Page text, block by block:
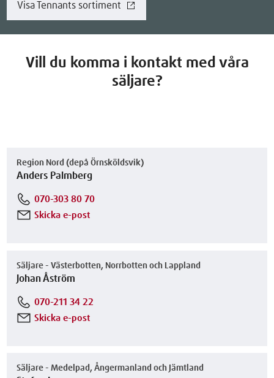
Visa Tennants sortiment
Vill du komma i kontakt med våra
säljare?
Region Nord (depå Örnsköldsvik)
Anders Palmberg
070-303 80 70
Skicka e-post
Säljare - Västerbotten, Norrbotten och Lappland
Johan Åström
070-211 34 22
Skicka e-post
Säljare - Medelpad, Ångermanland och Jämtland